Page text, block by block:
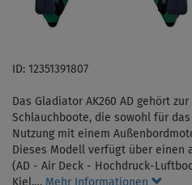
ID: 12351391807
Das Gladiator AK260 AD gehört
Schlauchboote, die sowohl für
Nutzung mit einem
Dieses Modell verfügt über einen
(AD - Air Deck - Hochdruck-
Kiel.… Mehr Informationen